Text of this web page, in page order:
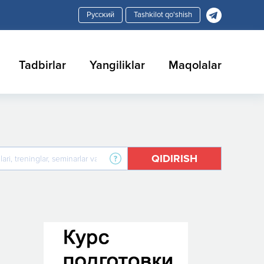
Tashkilot qo'shish
Tadbirlar Yangiliklar Maqolalar
QIDIRISH